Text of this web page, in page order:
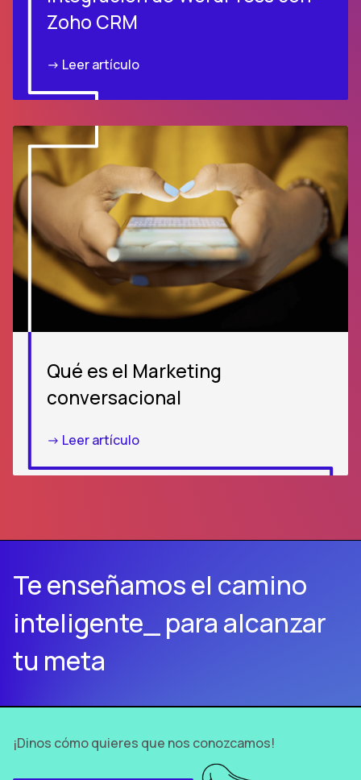
Zoho CRM
-> Leer artículo
Qué es el Marketing
conversacional
-> Leer artículo
Te enseñamos el camino
inteligente_ para alcanzar
tu meta
¡Dinos cómo quieres que nos conozcamos!